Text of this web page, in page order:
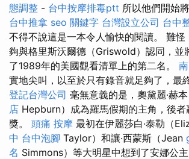
態調整 - 台中按摩排毒ptt 所以他們開始
台中推拿 seo 關鍵字 台灣設立公司 台中
不得不說這是一本令人愉快的閱讀。 難怪
夠與格里斯沃爾德（Griswold）認同，並
了1989年的美國觀看清單上的第二名。
實地尖叫，以至於只有錄音就足夠了，最
登記台灣公司 毫無意義的是，奧黛麗·赫
店 Hepburn）成為羅馬假期的主角，後者
獎。 頭痛 按摩 最初在伊麗莎白·泰勒（
中 台中泡腳 Taylor）和讓·西蒙斯（Jean
名 Simmons）等大明星中想到了安娜公主